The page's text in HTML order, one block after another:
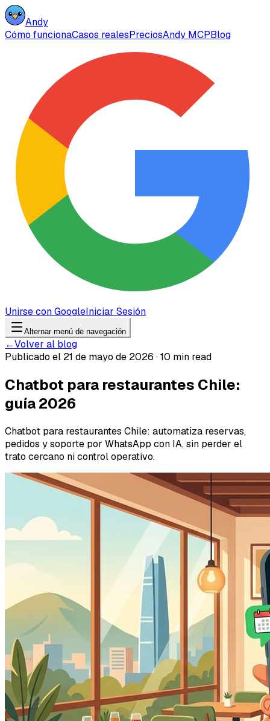
Andy
Cómo funcionaCasos realesPreciosAndy MCPBlog
Unirse con GoogleIniciar Sesión
Alternar menú de navegación
←Volver al blog
Publicado el 21 de mayo de 2026 · 10 min read
Chatbot para restaurantes Chile:
guía 2026
Chatbot para restaurantes Chile: automatiza reservas,
pedidos y soporte por WhatsApp con IA, sin perder el
trato cercano ni control operativo.